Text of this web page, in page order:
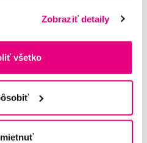
Zobraziť detaily
všetko
soft 3 kusy